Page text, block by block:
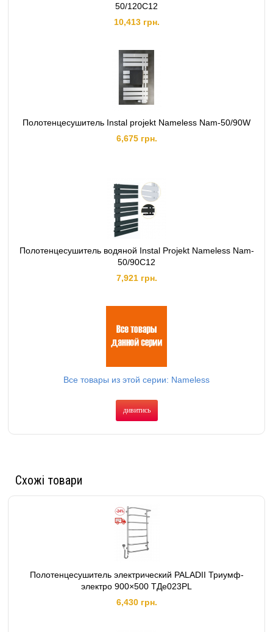
50/120C12
10,413 грн.
Полотенцесушитель Instal projekt Nameless Nam-50/90W
6,675 грн.
Полотенцесушитель водяной Instal Projekt Nameless Nam-
50/90C12
7,921 грн.
Все товары из этой серии: Nameless
дивитись
Схожі товари
Полотенцесушитель электрический PALADII Триумф-
электро 900×500 ТДе023РL
6,430 грн.